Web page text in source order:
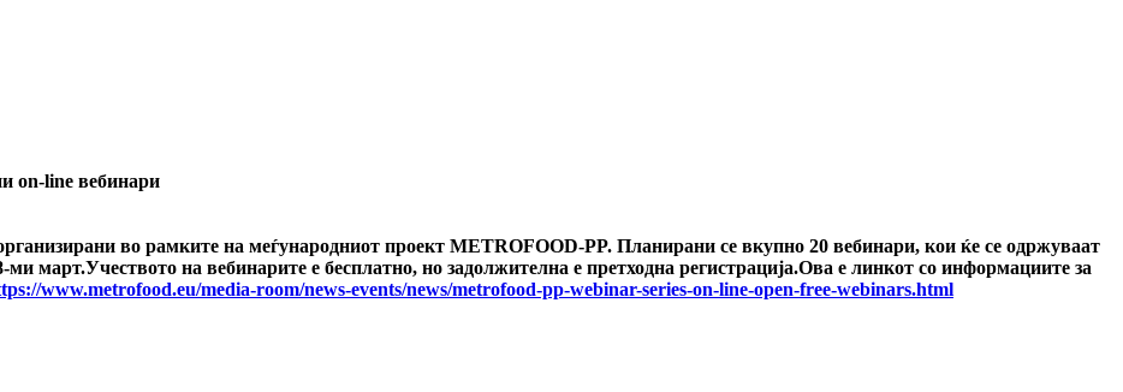
line вебинари
во рамките на меѓународниот проект METROFOOD-PP. Планирани се вкупно 20 вебинари, кои ќе се одржуваат
март.Учеството на вебинарите е бесплатно, но задолжителна е претходна регистрација.Ова е линкот со информациите за
www.metrofood.eu/media-room/news-events/news/metrofood-pp-webinar-series-on-line-open-free-webinars.html